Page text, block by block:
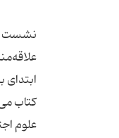
نشست
کتاب
علوم